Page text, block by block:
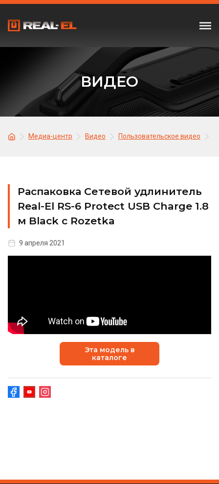
ВИДЕО
Медиа-центр Видео Пользовательское видео
Распаковка Сетевой удлинитель
Real-El RS-6 Protect USB Charge 1.8
м Black с Rozetka
9 апреля 2021
Эта модель в
каталоге